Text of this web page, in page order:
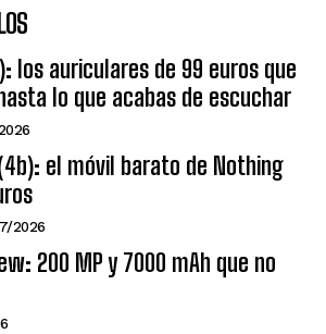
los auriculares de 99 euros que
lo que acabas de escuchar
el móvil barato de Nothing
2026
200 MP y 7000 mAh que no